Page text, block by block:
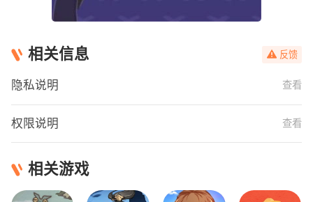
相关信息 反馈
隐私说明 查看
权限说明 查看
相关游戏